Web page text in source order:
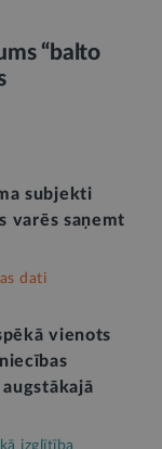
“balto
subjekti
varēs saņemt
dati
vienots
izglītība